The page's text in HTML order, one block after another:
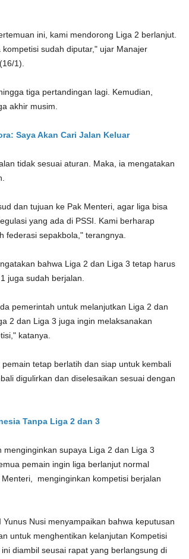
ini, kami mendorong Liga 2 berlanjut.
sudah diputar," ujar Manajer
1).
tiga pertandingan lagi. Kemudian,
akhir musim.
Saya Akan Cari Jalan Keluar
tidak sesuai aturan. Maka, ia mengatakan
dan tujuan ke Pak Menteri, agar liga bisa
yang ada di PSSI. Kami berharap
federasi sepakbola," terangnya.
bahwa Liga 2 dan Liga 3 tetap harus
juga sudah berjalan.
pemerintah untuk melanjutkan Liga 2 dan
2 dan Liga 3 juga ingin melaksanakan
katanya.
tetap berlatih dan siap untuk kembali
digulirkan dan diselesaikan sesuai dengan
Tanpa Liga 2 dan 3
supaya Liga 2 dan Liga 3
pemain ingin liga berlanjut normal
menginginkan kompetisi berjalan
Nusi menyampaikan bahwa keputusan
untuk menghentikan kelanjutan Kompetisi
diambil seusai rapat yang berlangsung di